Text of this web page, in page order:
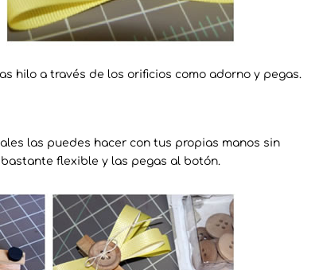
hilo a través de los orificios como adorno y pegas.
las puedes hacer con tus propias manos sin
flexible y las pegas al botón.